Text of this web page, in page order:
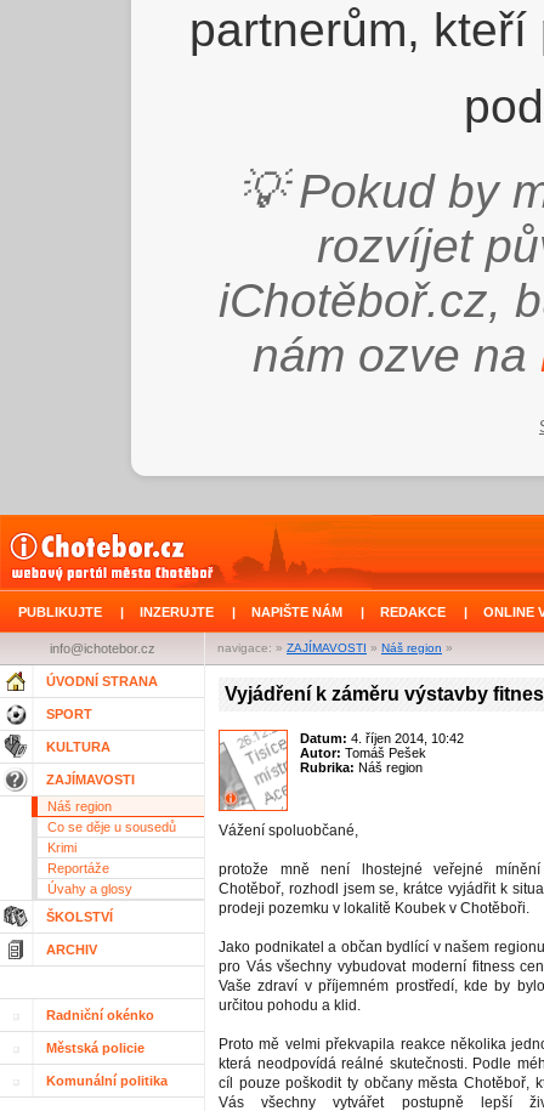
partnerům,
💡 Pokud by
rozvíjet
iChotěboř.cz,
nám ozve na
PUBLIKUJTE | INZERUJTE | NAPIŠTE NÁM | REDAKCE | ONLINE
navigace: » ZAJÍMAVOSTI » Náš region »
info@ichotebor.cz
ÚVODNÍ STRANA
SPORT
KULTURA
ZAJÍMAVOSTI
Náš region
Co se děje u sousedů
Krimi
Reportáže
Úvahy a glosy
ŠKOLSTVÍ
ARCHIV
Radniční okénko
Městská policie
Komunální politika
Vyjádření k záměru výstavby
Datum: 4. říjen 2014, 10:42
Autor: Tomáš Pešek
Rubrika: Náš region
Vážení spoluobčané,
protože mně není lhostejné veřejné
Chotěboř, rozhodl jsem se, krátce vyjádřit k
prodeji pozemku v lokalitě Koubek v Chotěboři.
Jako podnikatel a občan bydlící v našem
pro Vás všechny vybudovat moderní fitness
Vaše zdraví v příjemném prostředí, kde by
určitou pohodu a klid.
Proto mě velmi překvapila reakce několika
která neodpovídá reálné skutečnosti. Podle
cíl pouze poškodit ty občany města Chotěboř,
Vás všechny vytvářet postupně lepší